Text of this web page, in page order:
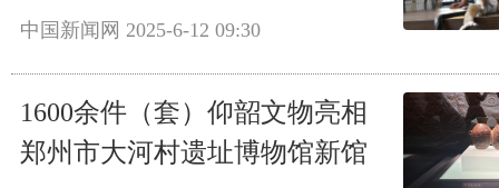
中国新闻网 2025-6-12 09:30
1600余件（套）仰韶文物亮相
郑州市大河村遗址博物馆新馆